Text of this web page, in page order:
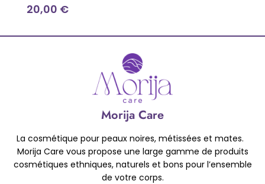
20,00 €
Morija Care
La cosmétique pour peaux noires, métissées et mates.
Morija Care vous propose une large gamme de produits
cosmétiques ethniques, naturels et bons pour l’ensemble
de votre corps.